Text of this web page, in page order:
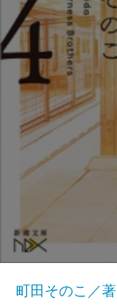
町田そのこ／著